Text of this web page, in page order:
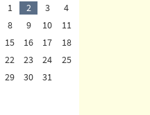
1 2 3
4
8 9 10
11
15 16 17
18
22 23 24
25
29 30
31